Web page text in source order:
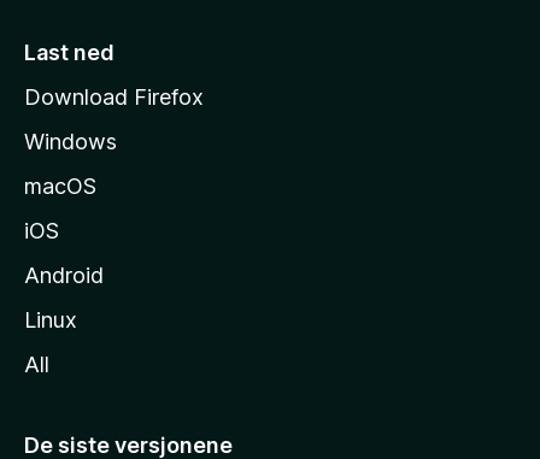
e
i
d
Last ned
Download Firefox
Windows
macOS
iOS
Android
Linux
All
De siste versjonene